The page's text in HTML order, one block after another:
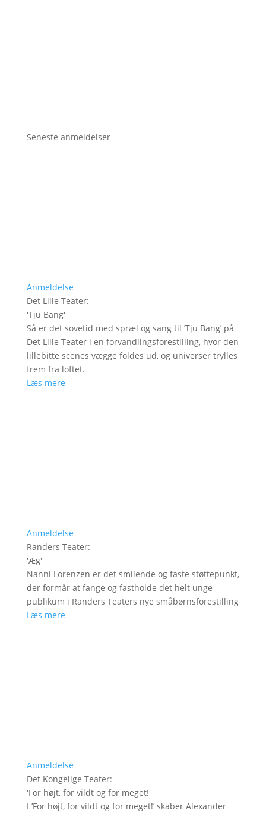
Seneste anmeldelser
Anmeldelse
Det Lille Teater:
'Tju Bang'
Så er det sovetid med spræl og sang til ’Tju Bang’ på
Det Lille Teater i en forvandlingsforestilling, hvor den
lillebitte scenes vægge foldes ud, og universer trylles
frem fra loftet.
Læs mere
Anmeldelse
Randers Teater:
'Æg'
Nanni Lorenzen er det smilende og faste støttepunkt,
der formår at fange og fastholde det helt unge
publikum i Randers Teaters nye småbørnsforestilling
Læs mere
Anmeldelse
Det Kongelige Teater:
'For højt, for vildt og for meget!'
I ’For højt, for vildt og for meget!’ skaber Alexander